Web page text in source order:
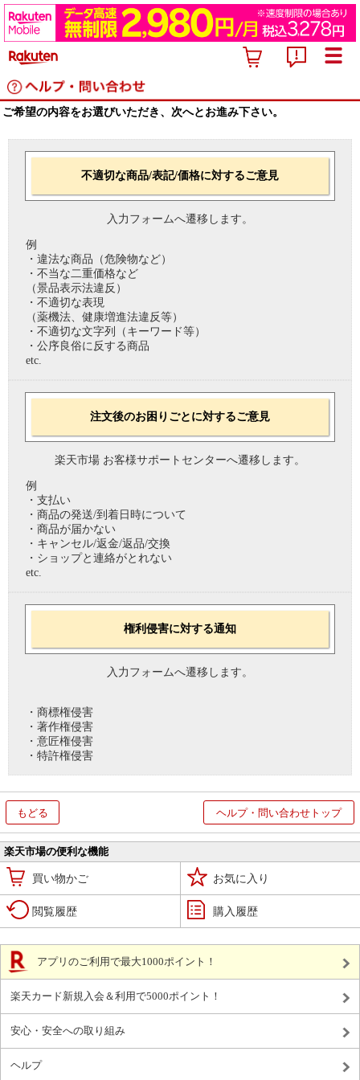
ご希望の内容をお選びいただき、次へとお進み下さい。
不適切な商品/表記/価格に対するご意見
入力フォームへ遷移します。
例
・違法な商品（危険物など）
・不当な二重価格など
（景品表示法違反）
・不適切な表現
（薬機法、健康増進法違反等）
・不適切な文字列（キーワード等）
・公序良俗に反する商品
etc.
注文後のお困りごとに対するご意見
楽天市場 お客様サポートセンターへ遷移します。
例
・支払い
・商品の発送/到着日時について
・商品が届かない
・キャンセル/返金/返品/交換
・ショップと連絡がとれない
etc.
権利侵害に対する通知
入力フォームへ遷移します。
・商標権侵害
・著作権侵害
・意匠権侵害
・特許権侵害
もどる ヘルプ・問い合わせトップ
楽天市場の便利な機能
買い物かご お気に入り
閲覧履歴 購入履歴
アプリのご利用で最大1000ポイント！
楽天カード新規入会＆利用で5000ポイント！
安心・安全への取り組み
ヘルプ